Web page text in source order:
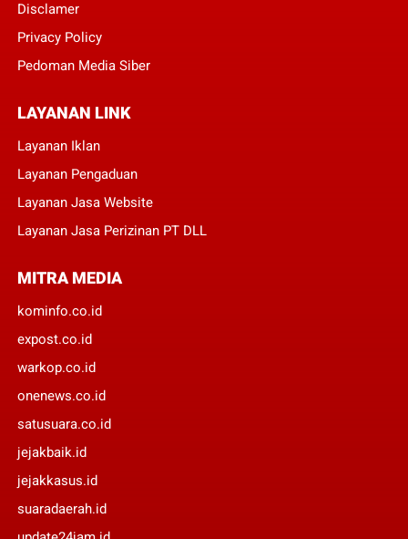
Disclamer
Privacy Policy
Pedoman Media Siber
LAYANAN LINK
Layanan Iklan
Layanan Pengaduan
Layanan Jasa Website
Layanan Jasa Perizinan PT DLL
MITRA MEDIA
kominfo.co.id
expost.co.id
warkop.co.id
onenews.co.id
satusuara.co.id
jejakbaik.id
jejakkasus.id
suaradaerah.id